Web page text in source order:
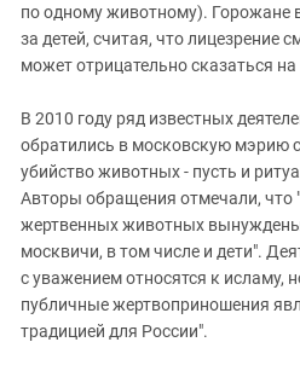
по одному животному). Горожане
за детей, считая, что лицезрение
может отрицательно сказаться на
В 2010 году ряд известных
обратились в московскую мэрию
убийство животных - пусть и
Авторы обращения отмечали, что
жертвенных животных
москвичи, в том числе и дети".
с уважением относятся к исламу,
публичные жертвоприношения
традицией для России".